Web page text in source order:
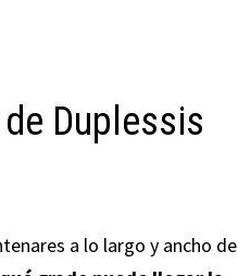
Duplessis
a lo largo y ancho de